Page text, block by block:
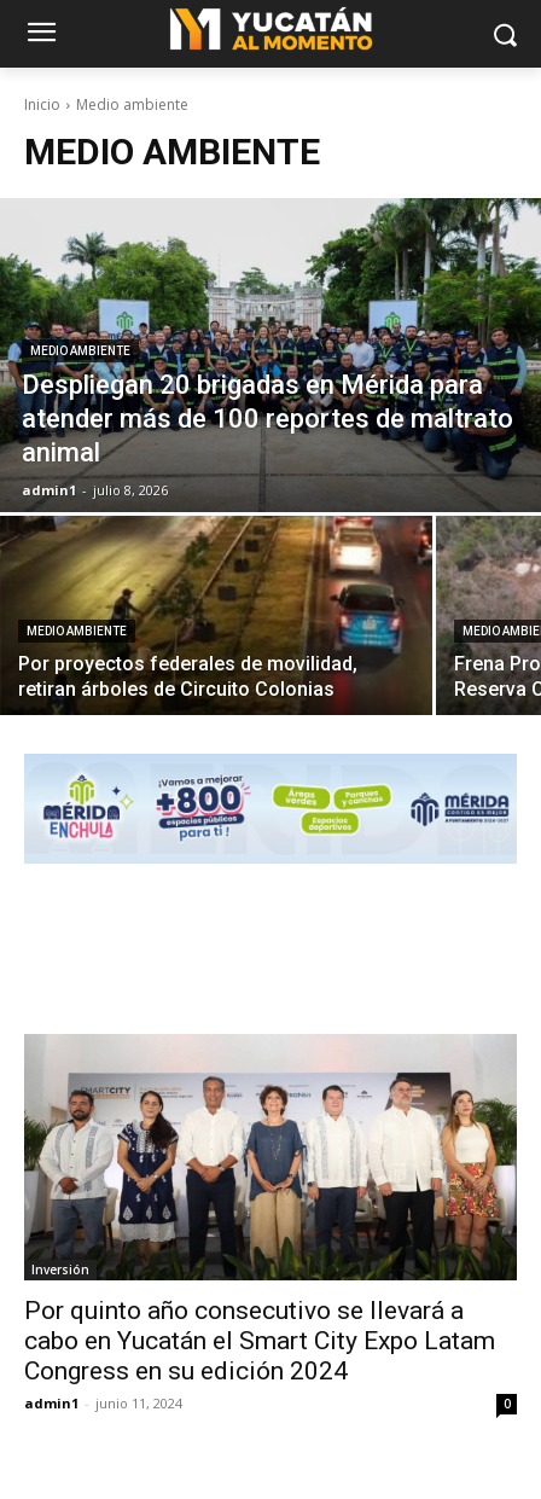
Inicio Medio ambiente
MEDIO AMBIENTE
MEDIO AMBIENTE
Despliegan 20 brigadas en Mérida para
atender más de 100 reportes de maltrato
animal
admin1 - julio 8, 2026
MEDIO AMBIENTE
Por proyectos federales de movilidad,
retiran árboles de Circuito Colonias
MEDIO
Frena
Reserva
Inversión
Por quinto año consecutivo se llevará a
cabo en Yucatán el Smart City Expo Latam
Congress en su edición 2024
admin1 - junio 11, 2024 0